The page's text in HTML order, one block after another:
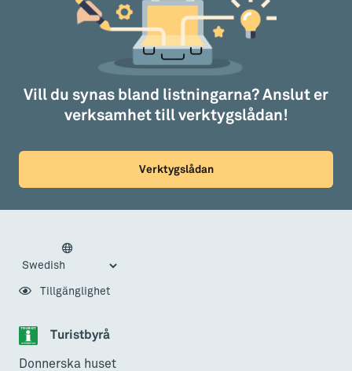
Vill du synas bland listningarna? Anslut er
verksamhet till verktygslådan!
Verktygslådan
Turistbyrå
Donnerska huset
Tillgänglighet